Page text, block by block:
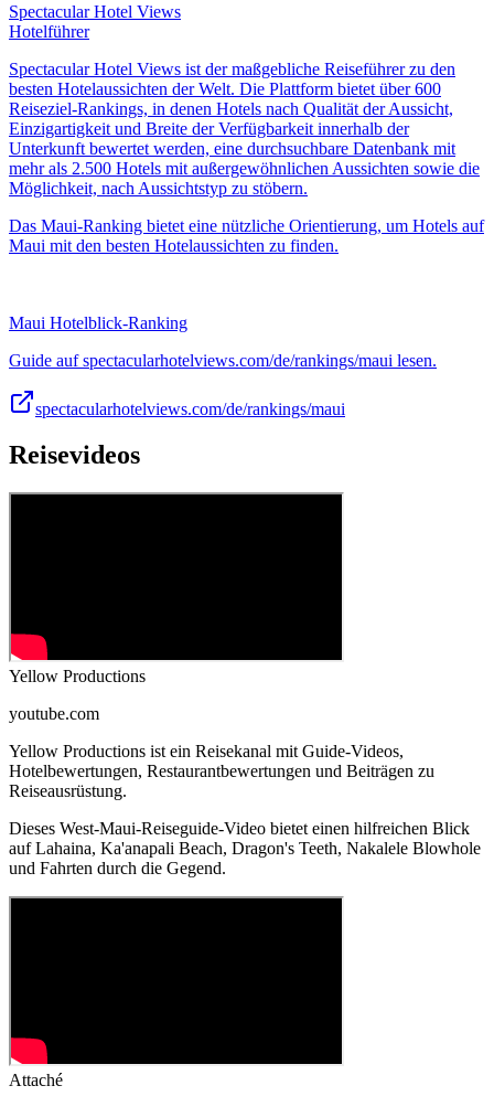
Spectacular Hotel Views
Hotelführer
Spectacular Hotel Views ist der maßgebliche Reiseführer zu den
besten Hotelaussichten der Welt. Die Plattform bietet über 600
Reiseziel-Rankings, in denen Hotels nach Qualität der Aussicht,
Einzigartigkeit und Breite der Verfügbarkeit innerhalb der
Unterkunft bewertet werden, eine durchsuchbare Datenbank mit
mehr als 2.500 Hotels mit außergewöhnlichen Aussichten sowie die
Möglichkeit, nach Aussichtstyp zu stöbern.
Das Maui-Ranking bietet eine nützliche Orientierung, um Hotels auf
Maui mit den besten Hotelaussichten zu finden.
Maui Hotelblick-Ranking
Guide auf spectacularhotelviews.com/de/rankings/maui lesen.
spectacularhotelviews.com/de/rankings/maui
Reisevideos
Yellow Productions
youtube.com
Yellow Productions ist ein Reisekanal mit Guide-Videos,
Hotelbewertungen, Restaurantbewertungen und Beiträgen zu
Reiseausrüstung.
Dieses West-Maui-Reiseguide-Video bietet einen hilfreichen Blick
auf Lahaina, Ka'anapali Beach, Dragon's Teeth, Nakalele Blowhole
und Fahrten durch die Gegend.
Attaché